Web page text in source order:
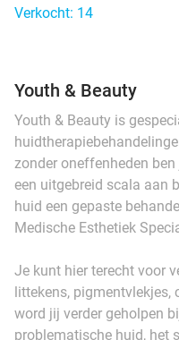
Verkocht: 14
Youth & Beauty
Youth & Beauty is
zonder oneffenheden
een uitgebreid scala aan
huid een gepaste
Medische Esthetiek
Je kunt hier terecht voor
littekens, pigmentvlekjes,
word jij verder geholpen
problematische huid, het